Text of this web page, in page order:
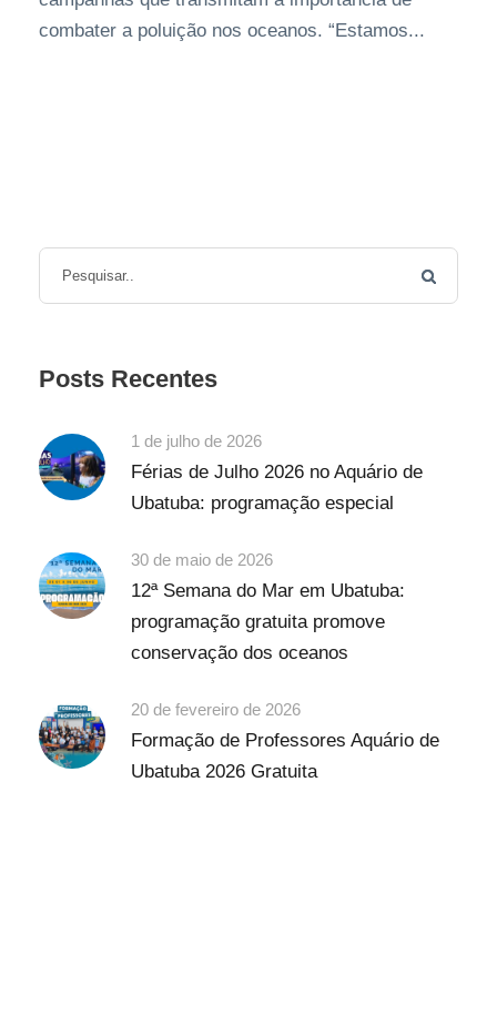
combater a poluição nos oceanos. “Estamos...
Posts Recentes
1 de julho de 2026
Férias de Julho 2026 no Aquário de
Ubatuba: programação especial
30 de maio de 2026
12ª Semana do Mar em Ubatuba:
programação gratuita promove
conservação dos oceanos
20 de fevereiro de 2026
Formação de Professores Aquário de
Ubatuba 2026 Gratuita